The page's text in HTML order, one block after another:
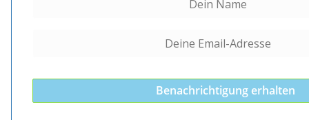
Benachrichtigung erhalten